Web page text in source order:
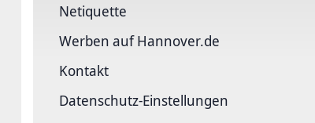
Netiquette
Werben auf Hannover.de
Kontakt
Datenschutz-Einstellungen